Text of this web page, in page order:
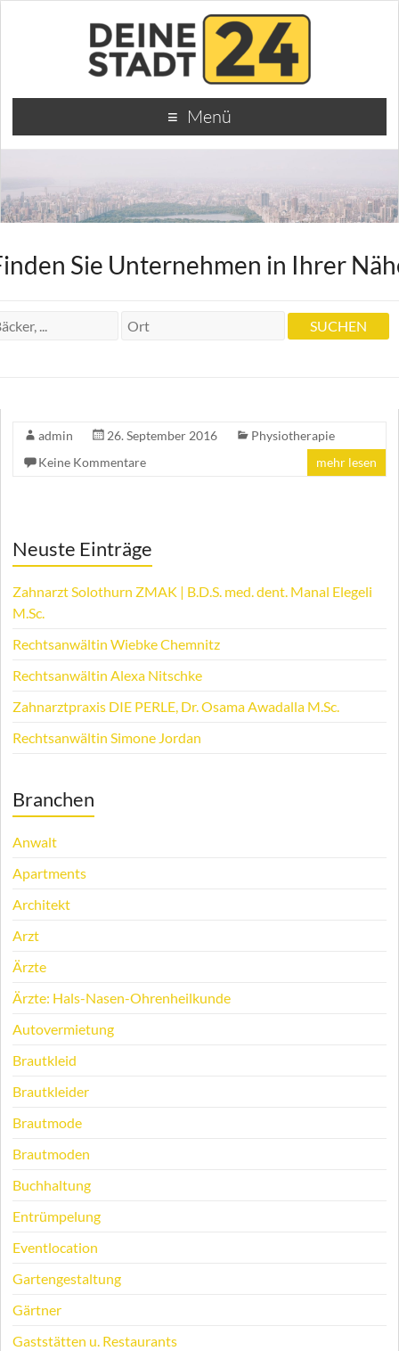
Menü
Sie Unternehmen in Ihrer
admin 26. September 2016
Physiotherapie
Keine Kommentare
mehr lesen
Neuste Einträge
Zahnarzt Solothurn ZMAK | B.D.S. med. dent. Manal Elegeli
M.Sc.
Rechtsanwältin Wiebke Chemnitz
Rechtsanwältin Alexa Nitschke
Zahnarztpraxis DIE PERLE, Dr. Osama Awadalla M.Sc.
Rechtsanwältin Simone Jordan
Branchen
Anwalt
Apartments
Architekt
Arzt
Ärzte
Ärzte: Hals-Nasen-Ohrenheilkunde
Autovermietung
Brautkleid
Brautkleider
Brautmode
Brautmoden
Buchhaltung
Entrümpelung
Eventlocation
Gartengestaltung
Gärtner
Gaststätten u. Restaurants